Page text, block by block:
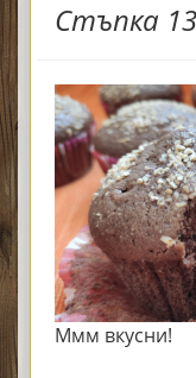
Стъпка 13
Ммм вкусни!